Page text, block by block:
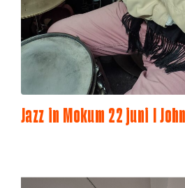
Jazz in Mokum 22 juni I